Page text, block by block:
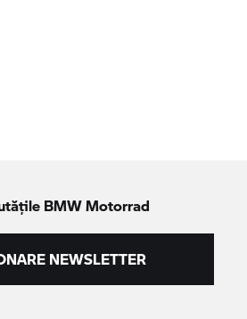
BMW Motorrad
NEWSLETTER